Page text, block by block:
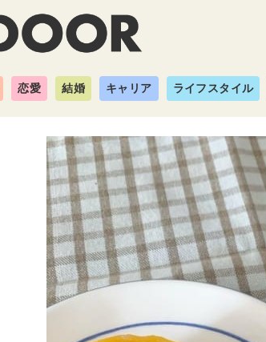
恋愛 結婚 キャリア ライフスタイル